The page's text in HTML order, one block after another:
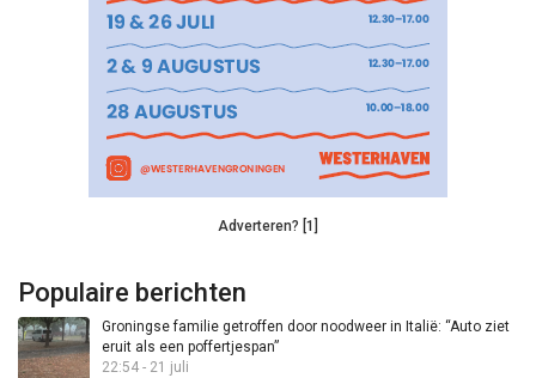
Adverteren? [1]
Populaire berichten
Groningse familie getroffen door noodweer in Italië: “Auto ziet
eruit als een poffertjespan”
22:54 - 21 juli